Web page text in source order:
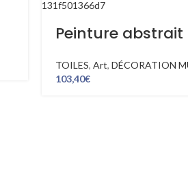
Peinture abstrait
TOILES, Art, DÉCORATION
103,40€